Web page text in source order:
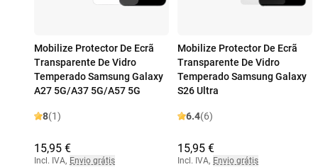
Mobilize Protector De Ecrã
Transparente De Vidro
Temperado Samsung Galaxy
A27 5G/A37 5G/A57 5G
8(1)
15,95 €
Incl. IVA, Envio grátis
Mobilize Protector De Ecrã
Transparente De Vidro
Temperado Samsung Galaxy
S26 Ultra
6.4(6)
15,95 €
Incl. IVA, Envio grátis